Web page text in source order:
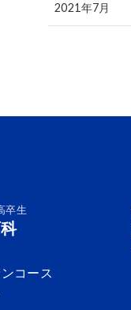
2021年7月
卒生
コース